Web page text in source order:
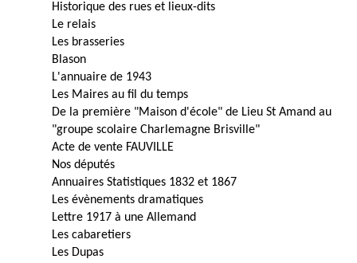
Historique des rues et lieux-dits
Le relais
Les brasseries
Blason
L'annuaire de 1943
Les Maires au fil du temps
De la première "Maison d'école" de Lieu St Amand au
"groupe scolaire Charlemagne Brisville"
Acte de vente FAUVILLE
Nos députés
Annuaires Statistiques 1832 et 1867
Les évènements dramatiques
Lettre 1917 à une Allemand
Les cabaretiers
Les Dupas